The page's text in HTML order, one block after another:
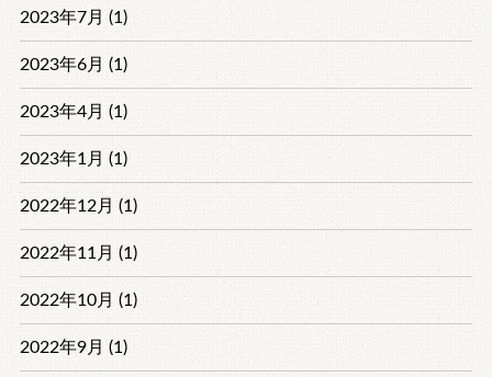
2023年7月 (1)
2023年6月 (1)
2023年4月 (1)
2023年1月 (1)
2022年12月 (1)
2022年11月 (1)
2022年10月 (1)
2022年9月 (1)